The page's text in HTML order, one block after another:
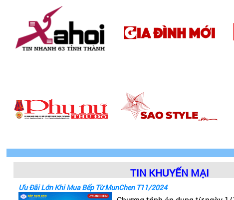
TIN KHUYẾN MẠI
Ưu Đãi Lớn Khi Mua Bếp Từ MunChen T11/2024